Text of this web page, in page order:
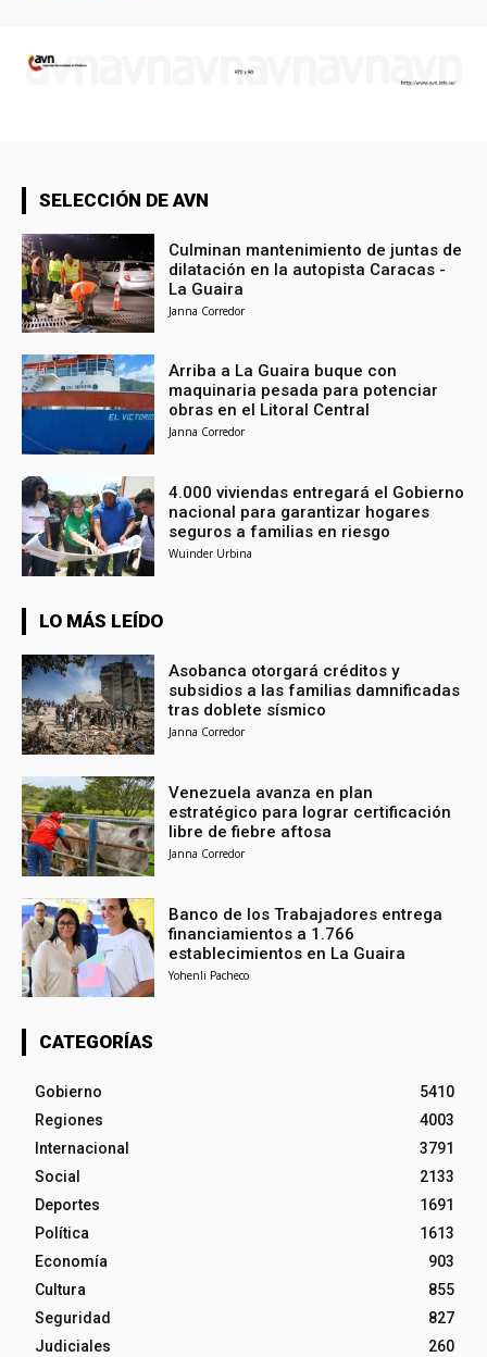
SELECCIÓN DE AVN
Culminan mantenimiento de juntas de
dilatación en la autopista Caracas -
La Guaira
Janna Corredor
Arriba a La Guaira buque con
maquinaria pesada para potenciar
obras en el Litoral Central
Janna Corredor
4.000 viviendas entregará el Gobierno
nacional para garantizar hogares
seguros a familias en riesgo
Wuinder Urbina
LO MÁS LEÍDO
Asobanca otorgará créditos y
subsidios a las familias damnificadas
tras doblete sísmico
Janna Corredor
Venezuela avanza en plan
estratégico para lograr certificación
libre de fiebre aftosa
Janna Corredor
Banco de los Trabajadores entrega
financiamientos a 1.766
establecimientos en La Guaira
Yohenli Pacheco
CATEGORÍAS
Gobierno
5410
Regiones
4003
Internacional
3791
Social
2133
Deportes
1691
Política
1613
Economía
903
Cultura
855
Seguridad
827
Judiciales
260